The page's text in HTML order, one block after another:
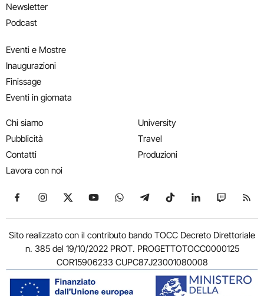
Newsletter
Podcast
Eventi e Mostre
Inaugurazioni
Finissage
Eventi in giornata
Chi siamo
Pubblicità
Contatti
Lavora con noi
University
Travel
Produzioni
Seguici su Facebook
Seguici su Instagram
Seguici su X
Seguici su YouTube
Seguici su WhatsApp
Seguici su Telegram
Seguici su TikTok
Seguici su
Seguici
Sito realizzato con il contributo bando TOCC Decreto Direttoriale
n. 385 del 19/10/2022 PROT. PROGETTOTOCC0000125
COR15906233 CUPC87J23001080008